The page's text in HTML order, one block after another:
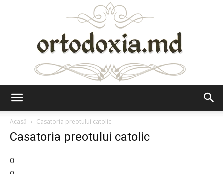
Acasă
Casatoria preotului catolic
Casatoria preotului catolic
0